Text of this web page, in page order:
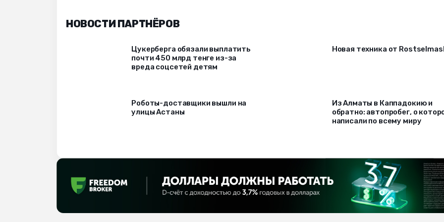
НОВОСТИ ПАРТНЁРОВ
Цукерберга обязали выплатить
почти 450 млрд тенге из-за
вреда соцсетей детям
Новая техника от
Роботы-доставщики вышли на
улицы Астаны
Из Алматы в Каппадокию и
обратно: автопробег, о
написали по всему миру